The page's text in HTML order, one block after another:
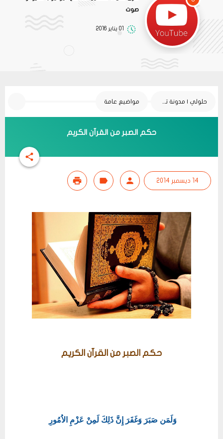
صوت
01 يناير 2016
حلولي | مدونة تقنية مواضيع عامة
حكم الصبر من القرآن الكريم
14 ديسمبر 2014
حكم الصبر من القرآن الكريم
وَلَمَن صَبَرَ وَغَفَرَ إِنَّ ذَلِكَ لَمِنْ عَزْمِ الاُمُورِ